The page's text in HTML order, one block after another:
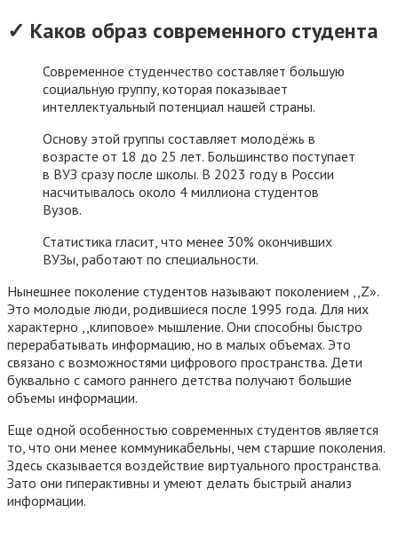
✓ Каков образ современного студента
Современное студенчество составляет большую
социальную группу, которая показывает
интеллектуальный потенциал нашей страны.
Основу этой группы составляет молодёжь в
возрасте от 18 до 25 лет. Большинство поступает
в ВУЗ сразу после школы. В 2023 году в России
насчитывалось около 4 миллиона студентов
Вузов.
Статистика гласит, что менее 30% окончивших
ВУЗы, работают по специальности.
Нынешнее поколение студентов называют поколением ,,Z».
Это молодые люди, родившиеся после 1995 года. Для них
характерно ,,клиповое» мышление. Они способны быстро
перерабатывать информацию, но в малых объемах. Это
связано с возможностями цифрового пространства. Дети
буквально с самого раннего детства получают большие
объемы информации.
Еще одной особенностью современных студентов является
то, что они менее коммуникабельны, чем старшие поколения.
Здесь сказывается воздействие виртуального пространства.
Зато они гиперактивны и умеют делать быстрый анализ
информации.